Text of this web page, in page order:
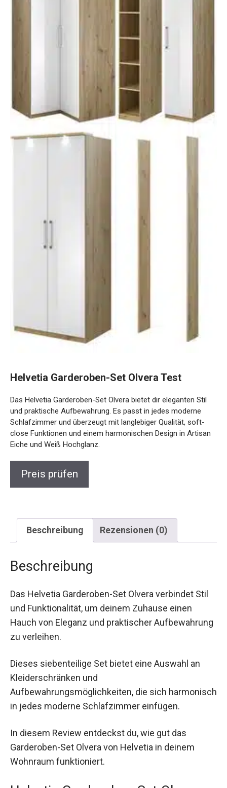
Helvetia Garderoben-Set Olvera Test
Das Helvetia Garderoben-Set Olvera bietet dir eleganten Stil
und praktische Aufbewahrung. Es passt in jedes moderne
Schlafzimmer und überzeugt mit langlebiger Qualität, soft-
close Funktionen und einem harmonischen Design in Artisan
Eiche und Weiß Hochglanz.
Preis prüfen
Beschreibung Rezensionen (0)
Beschreibung
Das Helvetia Garderoben-Set Olvera verbindet Stil
und Funktionalität, um deinem Zuhause einen
Hauch von Eleganz und praktischer Aufbewahrung
zu verleihen.
Dieses siebenteilige Set bietet eine Auswahl an
Kleiderschränken und
Aufbewahrungsmöglichkeiten, die sich harmonisch
in jedes moderne Schlafzimmer einfügen.
In diesem Review entdeckst du, wie gut das
Garderoben-Set Olvera von Helvetia in deinem
Wohnraum funktioniert.